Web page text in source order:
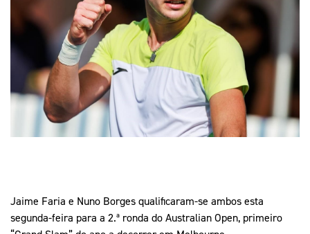
Marketing
Media
Documentos
Contactos
Mais Desporto
Equipa Portugal
Educação
Equipa Portugal
Arquivo Histórico
Educação Olímpica
Equipa Portugal
Jaime Faria e Nuno Borges qualificaram-se ambos esta
segunda-feira para a 2.ª ronda do Australian Open, primeiro